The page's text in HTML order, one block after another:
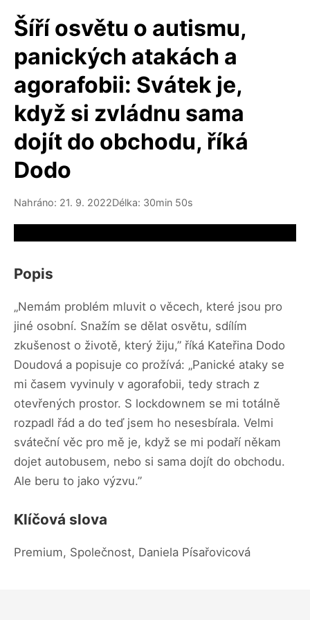
Šíří osvětu o autismu,
panických atakách a
agorafobii: Svátek je,
když si zvládnu sama
dojít do obchodu, říká
Dodo
Nahráno: 21. 9. 2022Délka: 30min 50s
Popis
„Nemám problém mluvit o věcech, které jsou pro
jiné osobní. Snažím se dělat osvětu, sdílím
zkušenost o životě, který žiju,” říká Kateřina Dodo
Doudová a popisuje co prožívá: „Panické ataky se
mi časem vyvinuly v agorafobii, tedy strach z
otevřených prostor. S lockdownem se mi totálně
rozpadl řád a do teď jsem ho nesesbírala. Velmi
sváteční věc pro mě je, když se mi podaří někam
dojet autobusem, nebo si sama dojít do obchodu.
Ale beru to jako výzvu.”
Klíčová slova
Premium, Společnost, Daniela Písařovicová